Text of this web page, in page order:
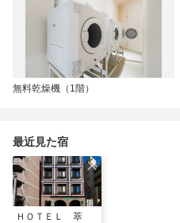
無料乾燥機（1階）
最近見た宿
ＨＯＴＥＬ 萃